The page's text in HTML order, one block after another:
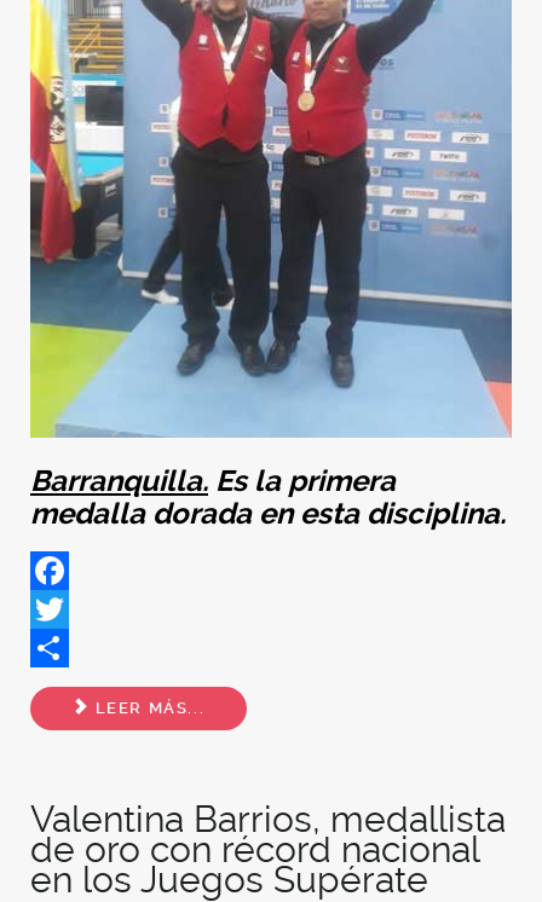
Barranquilla. Es la primera
medalla dorada en esta disciplina.
Facebook
Twitter
Share
LEER MÁS...
Valentina Barrios, medallista
de oro con récord nacional
en los Juegos Supérate